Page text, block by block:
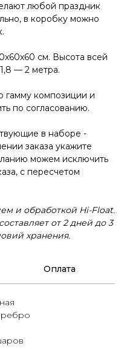
любой праздник
в коробку можно
см. Высота всей
— 2 метра.
гамму композиции и
по согласованию.
в наборе -
заказа укажите
можем исключить
с пересчетом
и обработкой Hi-Float.
от 2 дней до 3
хранения.
Оплата